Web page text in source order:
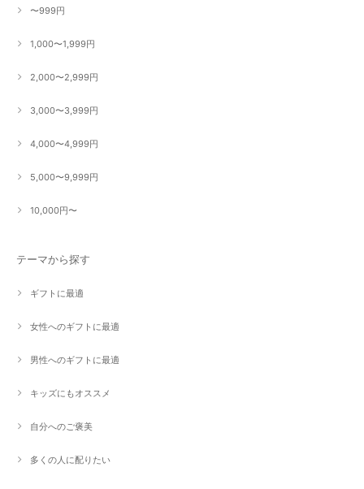
〜999円
1,000〜1,999円
2,000〜2,999円
3,000〜3,999円
4,000〜4,999円
5,000〜9,999円
10,000円〜
テーマから探す
ギフトに最適
女性へのギフトに最適
男性へのギフトに最適
キッズにもオススメ
自分へのご褒美
多くの人に配りたい